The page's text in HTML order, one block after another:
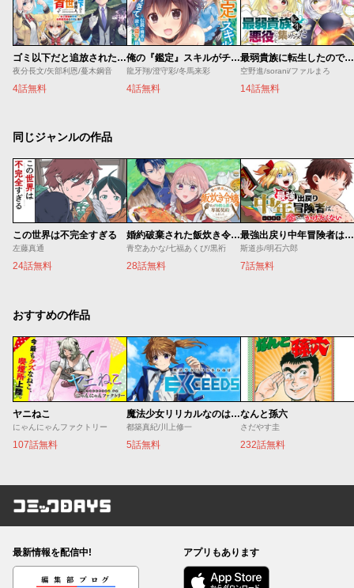
ゴミ以下だと追放された使用人、実は前世賢者です ～史上最強の賢者、世界最高峰の学園に通う～
夜分長文/矢部利恩/蔓木鋼音
4話無料
俺の『鑑定』スキルがチートすぎて
龍牙翔/澄守彩/冬馬来彩
4話無料
最弱貴族に転生したので悪役たちを集めてみた
空野進/sorani/ファルまろ
14話無料
同じジャンルの作品
この世界は不完全すぎる
左藤真通
24話無料
婚約破棄された飯炊き令嬢の私は冷酷公爵と専属契約しました～ですが胃袋を掴んだ結果、冷たかった公爵様がどんどん優しくなっています～
青空あかな/七福あくび/黒裄
28話無料
最強出戻り中年冒険者は、今さら命なんてかけたくない
斯道歩/明石六郎
7話無料
おすすめの作品
ヤニねこ
にゃんにゃんファクトリー
107話無料
魔法少女リリカルなのは EXCEEDS
都築真紀/川上修一
5話無料
なんと孫六
さだやす圭
232話無料
コミックDAYS
最新情報を配信中!
編集部ブログ
アプリもあります